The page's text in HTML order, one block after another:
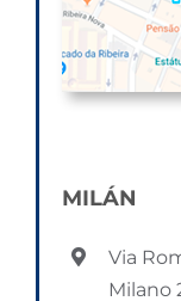
MILÁN
Via
Milano